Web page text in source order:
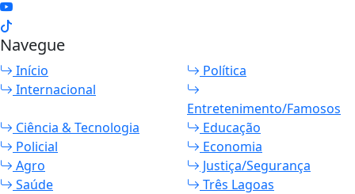
Navegue
Início
Política
Internacional
Entretenimento/Famosos
Ciência & Tecnologia
Educação
Policial
Economia
Agro
Justiça/Segurança
Saúde
Três Lagoas